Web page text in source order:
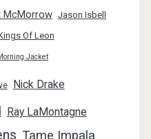
McMorrow Jason Isbell
Of Leon
Jacket
Nick Drake
Ray LaMontagne
Tame Impala